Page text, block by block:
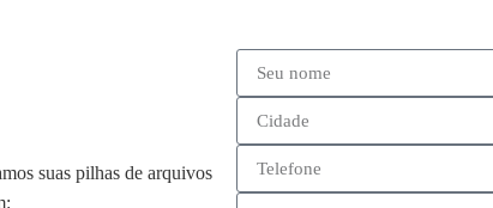
suas pilhas de arquivos